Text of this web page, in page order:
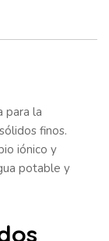
para la
finos.
iónico y
potable y